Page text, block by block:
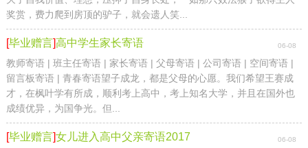
奖赏，费力爬到房顶的驴子，就会遗人笑...
[毕业赠言]高中学生家长寄语 06-08
教师寄语 | 班主任寄语 | 家长寄语 | 父母寄语 | 公司寄语 | 空间寄语 |
留言板寄语 | 青春寄语望子成龙，都是父母的心愿。我们希望王赛成
才，在枫叶学有所成，顺利考上高中，考上知名大学，并且在国外也
成绩优异，为国争光。但...
[毕业赠言]女儿进入高中父亲寄语2017 06-08